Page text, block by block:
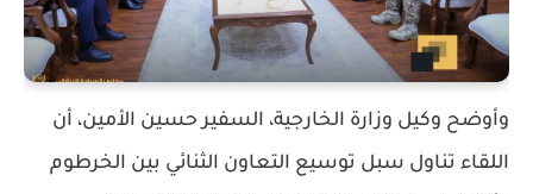
وأوضح وكيل وزارة الخارجية، السفير حسين الأمين، أن
اللقاء تناول سبل توسيع التعاون الثنائي بين الخرطوم